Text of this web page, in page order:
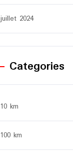
juillet 2024
Categories
10 km
100 km